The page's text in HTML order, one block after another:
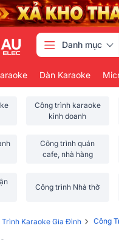
Danh mục
Dàn Karaoke
Công trình karaoke
kinh doanh
Công trình quán
cafe, nhà hàng
Công trình Nhà thờ
Trình Karaoke Gia Đình › Công